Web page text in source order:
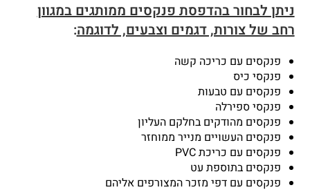
ניתן לבחור בהדפסת פנקסים ממותגים במגוון
רחב של צורות, דגמים וצבעים, לדוגמה:
פנקסים עם כריכה קשה
פנקסי כיס
פנקסים עם טבעות
פנקסי ספירלה
פנקסים מהודקים בחלקם העליון
פנקסים העשויים מנייר ממוחזר
פנקסים עם כריכת PVC
פנקסים בתוספת עט
פנקסים עם דפי מזכר המצורפים אליהם